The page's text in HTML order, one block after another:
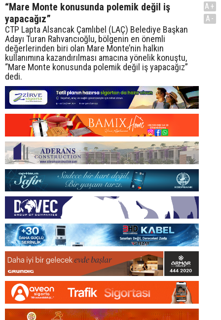
“Mare Monte konusunda polemik değil iş
yapacağız”
CTP Lapta Alsancak Çamlıbel (LAÇ) Belediye Başkan
Adayı Turan Rahvancıoğlu, bölgenin en önemli
değerlerinden biri olan Mare Monte’nin halkın
kullanımına kazandırılması amacına yönelik konuştu,
“Mare Monte konusunda polemik değil iş yapacağız”
dedi.
A+
A-